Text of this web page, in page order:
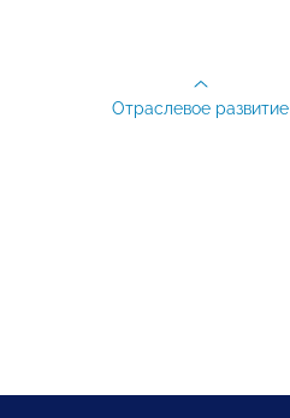
Отраслевое развитие